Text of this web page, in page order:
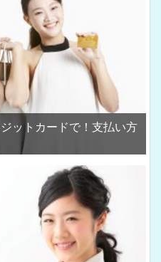
ットカードで！支払い方